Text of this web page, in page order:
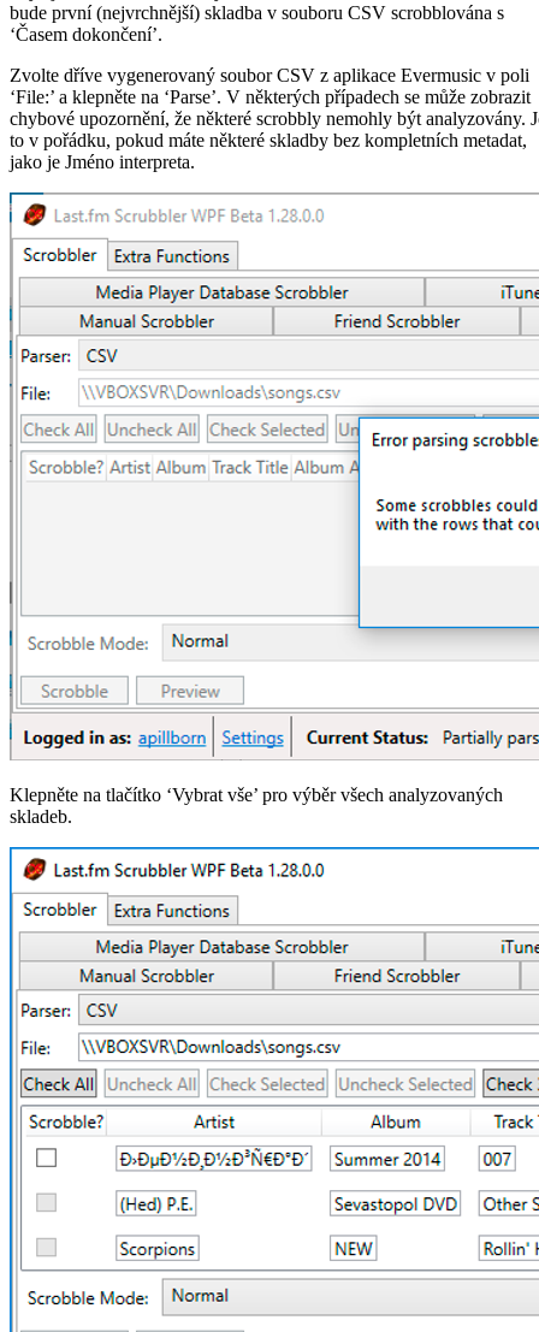
bude první (nejvrchnější) skladba v souboru CSV scrobblována s
‘Časem dokončení’.
Zvolte dříve vygenerovaný soubor CSV z aplikace Evermusic v poli
‘File:’ a klepněte na ‘Parse’. V některých případech se může zobrazit
chybové upozornění, že některé scrobbly nemohly být analyzovány.
to v pořádku, pokud máte některé skladby bez kompletních metadat,
jako je Jméno interpreta.
Klepněte na tlačítko ‘Vybrat vše’ pro výběr všech analyzovaných
skladeb.